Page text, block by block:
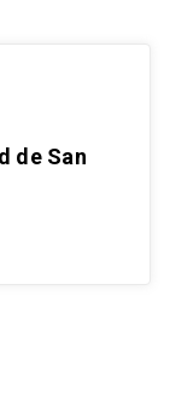
de San